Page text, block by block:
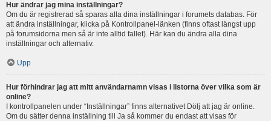
Hur ändrar jag mina inställningar?
Om du är registrerad så sparas alla dina inställningar i forumets databas. För
att ändra inställningar, klicka på Kontrollpanel-länken (finns oftast längst upp
på forumsidorna men så är inte alltid fallet). Här kan du ändra alla dina
inställningar och alternativ.
Upp
Hur förhindrar jag att mitt användarnamn visas i listorna över vilka som är
online?
I kontrollpanelen under “Inställningar” finns alternativet Dölj att jag är online.
Om du sätter denna inställning till Ja så kommer du endast att visas för